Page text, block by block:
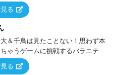
なる！…ハズ」という“机上の空
芸人らがカラダを張って挑む！
る
大＆千鳥は見たことない！思わず本
ゃうゲームに挑戦するバラエティ
る